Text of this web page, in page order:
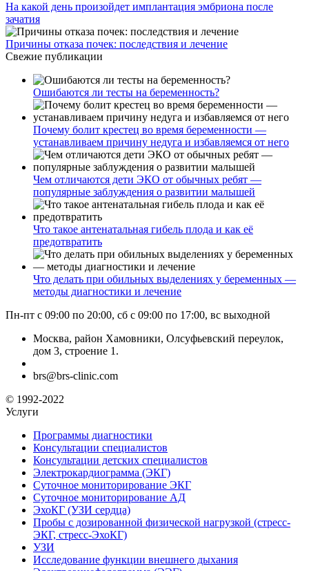
На какой день произойдет имплантация эмбриона после
зачатия
Причины отказа почек: последствия и лечение
Свежие публикации
Ошибаются ли тесты на беременность?
Почему болит крестец во время беременности —
устанавливаем причину недуга и избавляемся от него
Чем отличаются дети ЭКО от обычных ребят —
популярные заблуждения о развитии малышей
Что такое антенатальная гибель плода и как её
предотвратить
Что делать при обильных выделениях у беременных —
методы диагностики и лечение
Пн-пт с 09:00 по 20:00, сб с 09:00 по 17:00, вс выходной
Москва, район Хамовники, Олсуфьевский переулок,
дом 3, строение 1.
brs@brs-clinic.com
© 1992-2022
Услуги
Программы диагностики
Консультации специалистов
Консультации детских специалистов
Электрокардиограмма (ЭКГ)
Суточное мониторирование ЭКГ
Суточное мониторирование АД
ЭхоКГ (УЗИ сердца)
Пробы с дозированной физической нагрузкой (стресс-
ЭКГ, стресс-ЭхоКГ)
УЗИ
Исследование функции внешнего дыхания